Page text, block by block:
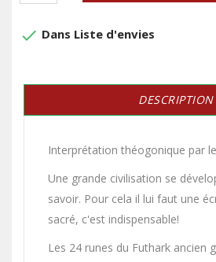
done Dans Liste d'envies
DESCRIPTION
Interprétation théogonique par
Une grande civilisation se
savoir. Pour cela il lui faut une
sacré, c'est indispensable!
Les 24 runes du Futhark ancien